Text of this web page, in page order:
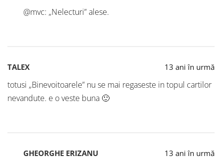
@mvc: „Nelecturi” alese.
TALEX 13 ani în urmă
totusi „Binevoitoarele” nu se mai regaseste in topul cartilor
nevandute. e o veste buna 🙂
GHEORGHE ERIZANU 13 ani în urmă